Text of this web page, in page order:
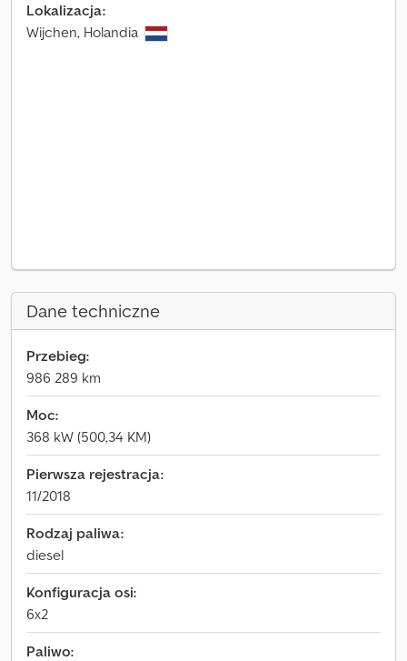
Lokalizacja:
Wijchen, Holandia
Dane techniczne
Przebieg:
986 289 km
Moc:
368 kW (500,34 KM)
Pierwsza rejestracja:
11/2018
Rodzaj paliwa:
diesel
Konfiguracja osi:
6x2
Paliwo: